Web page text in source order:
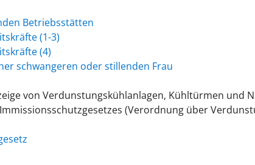
Betriebsstätten
(1-3)
(4)
schwangeren oder stillenden Frau
von Verdunstungskühlanlagen, Kühltürmen und
(Verordnung über